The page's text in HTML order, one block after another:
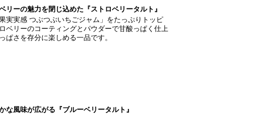
リーの魅力を閉じ込めた『ストロベリータルト』
実実感 つぶつぶいちごジャム」をたっぷりトッピ
ベリーのコーティングとパウダーで甘酸っぱく仕上
ぱさを存分に楽しめる一品です。
な風味が広がる『ブルーベリータルト』